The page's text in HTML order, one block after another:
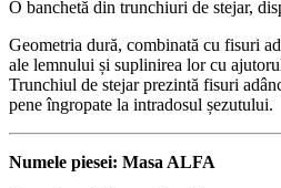
O banchetă din trunchiuri de stejar,
Geometria dură, combinată cu fisuri
ale lemnului și suplinirea lor cu
Trunchiul de stejar prezintă fisuri
pene îngropate la intradosul șezutului.
Numele piesei: Masa ALFA